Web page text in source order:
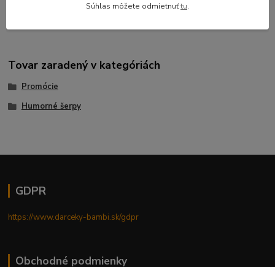
vystrihovacia koruna a certifikát o účasti na akcii.
Tovar zaradený v kategóriách
Promócie
Humorné šerpy
GDPR
https://www.darceky-bambi.sk/gdpr
Obchodné podmienky
Súhlas môžete odmietnuťtu.